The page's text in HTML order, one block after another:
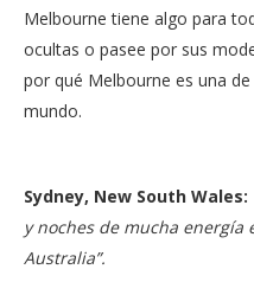
Melbourne tiene algo para
ocultas o pasee por sus
por qué Melbourne es una
mundo.
Sydney, New South Wales:
y noches de mucha energía
Australia”.